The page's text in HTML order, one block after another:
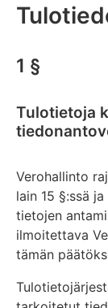
1 §
Tulotietoja
Verohallinto
lain 15 §:ssä
tietojen
ilmoitettava
tämän